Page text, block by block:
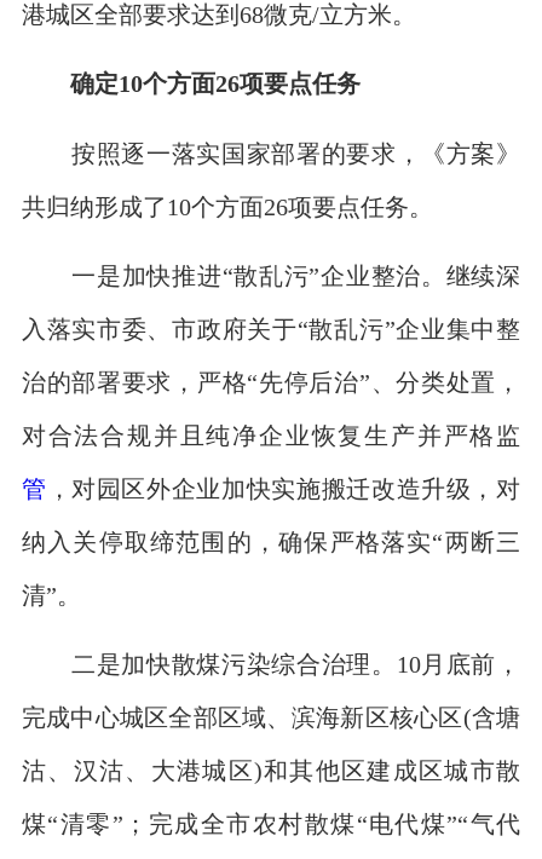
港城区全部要求达到68微克/立方米。
确定10个方面26项要点任务
按照逐一落实国家部署的要求，《方案》
共归纳形成了10个方面26项要点任务。
一是加快推进“散乱污”企业整治。继续深
入落实市委、市政府关于“散乱污”企业集中整
治的部署要求，严格“先停后治”、分类处置，
对合法合规并且纯净企业恢复生产并严格监
管 ，对园区外企业加快实施搬迁改造升级，对
纳入关停取缔范围的，确保严格落实“两断三
清”。
二是加快散煤污染综合治理。10月底前，
完成中心城区全部区域、滨海新区核心区(含塘
沽、汉沽、大港城区)和其他区建成区城市散
煤“清零”；完成全市农村散煤“电代煤”“气代